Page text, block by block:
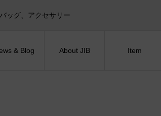
ッグ、アクセサリー
& Blog About JIB Item